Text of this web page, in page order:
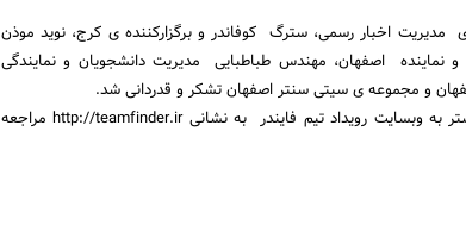
مدیریت اخبار رسمی، سترگ کوفاندر و برگزارکننده ی کرج، نوید موذن
نماینده اصفهان، مهندس طباطبایی مدیریت دانشجویان و نمایندگی
و مجموعه ی سیتی سنتر اصفهان تشکر و قدردانی شد.
علاقه مندان می‌توانند جهت کسب اطلاعات بیشتر به وبسایت رویداد تیم فایندر به نشانی http://teamfinder.ir مراجعه